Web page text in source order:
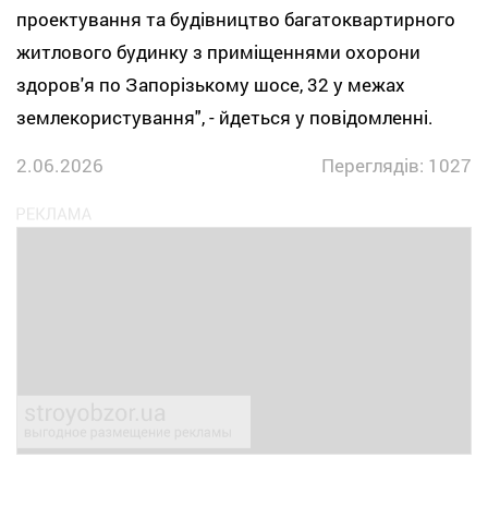
проектування та будівництво багатоквартирного
житлового будинку з приміщеннями охорони
здоров'я по Запорізькому шосе, 32 у межах
землекористування", - йдеться у повідомленні.
2.06.2026
Переглядів: 1027